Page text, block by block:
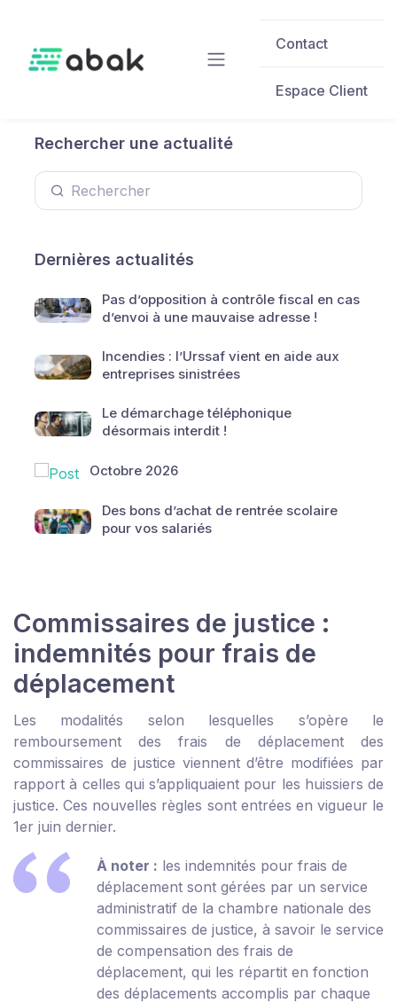
Contact
Espace Client
Rechercher une actualité
Dernières actualités
Pas d’opposition à contrôle fiscal en cas
d’envoi à une mauvaise adresse !
Incendies : l’Urssaf vient en aide aux
entreprises sinistrées
Le démarchage téléphonique
désormais interdit !
Octobre 2026
Des bons d’achat de rentrée scolaire
pour vos salariés
Commissaires de justice :
indemnités pour frais de
déplacement
Les modalités selon lesquelles s’opère le
remboursement des frais de déplacement des
commissaires de justice viennent d’être modifiées par
rapport à celles qui s’appliquaient pour les huissiers de
justice. Ces nouvelles règles sont entrées en vigueur le
1er juin dernier.
À noter : les indemnités pour frais de
déplacement sont gérées par un service
administratif de la chambre nationale des
commissaires de justice, à savoir le service
de compensation des frais de
déplacement, qui les répartit en fonction
des déplacements accomplis par chaque